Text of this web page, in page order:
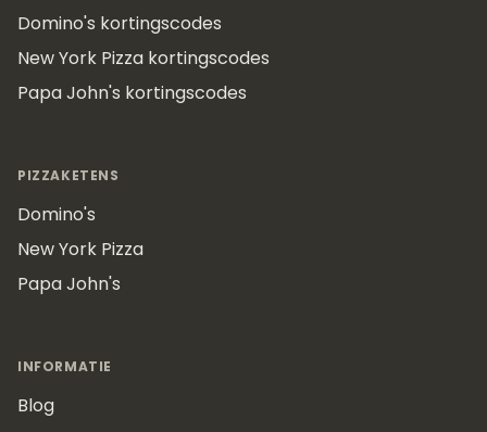
Domino's kortingscodes
New York Pizza kortingscodes
Papa John's kortingscodes
PIZZAKETENS
Domino's
New York Pizza
Papa John's
INFORMATIE
Blog